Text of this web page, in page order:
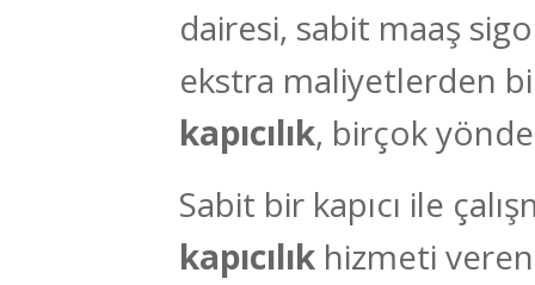
dairesi, sabit maaş
ekstra maliyetlerden
kapıcılık, birçok
Sabit bir kapıcı ile
kapıcılık hizmeti